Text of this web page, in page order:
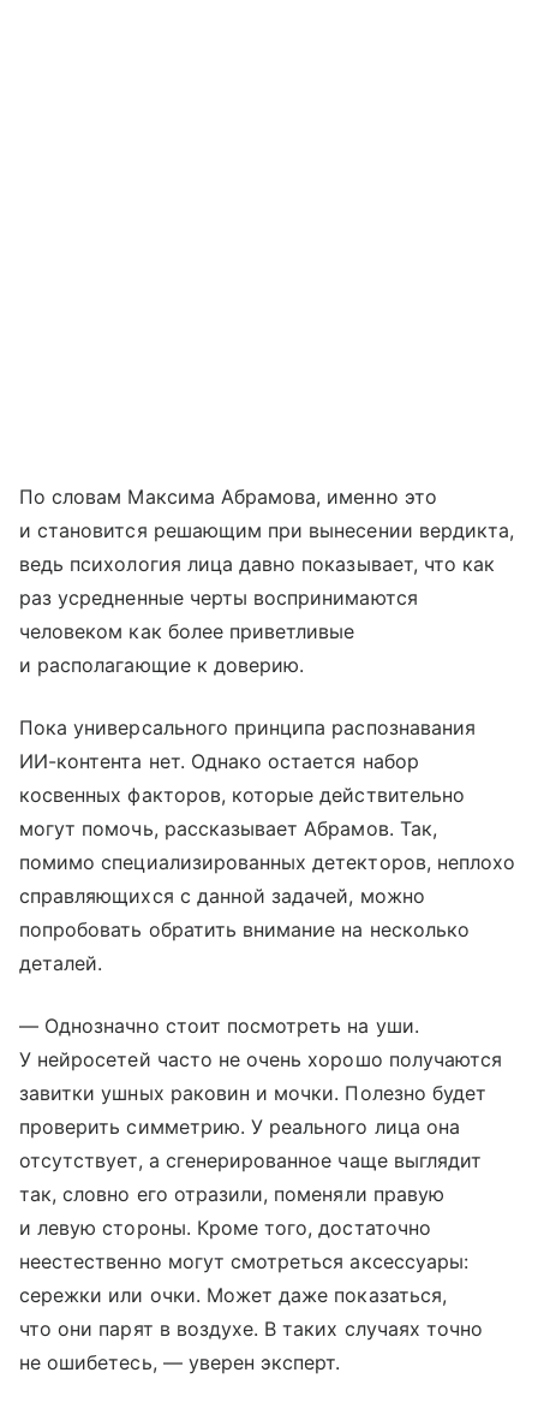
По словам Максима Абрамова, именно это
и становится решающим при вынесении вердикта,
ведь психология лица давно показывает, что как
раз усредненные черты воспринимаются
человеком как более приветливые
и располагающие к доверию.
Пока универсального принципа распознавания
ИИ-контента нет. Однако остается набор
косвенных факторов, которые действительно
могут помочь, рассказывает Абрамов. Так,
помимо специализированных детекторов, неплохо
справляющихся с данной задачей, можно
попробовать обратить внимание на несколько
деталей.
— Однозначно стоит посмотреть на уши.
У нейросетей часто не очень хорошо получаются
завитки ушных раковин и мочки. Полезно будет
проверить симметрию. У реального лица она
отсутствует, а сгенерированное чаще выглядит
так, словно его отразили, поменяли правую
и левую стороны. Кроме того, достаточно
неестественно могут смотреться аксессуары:
сережки или очки. Может даже показаться,
что они парят в воздухе. В таких случаях точно
не ошибетесь, — уверен эксперт.